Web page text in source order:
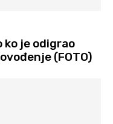
ko je odigrao
(FOTO)